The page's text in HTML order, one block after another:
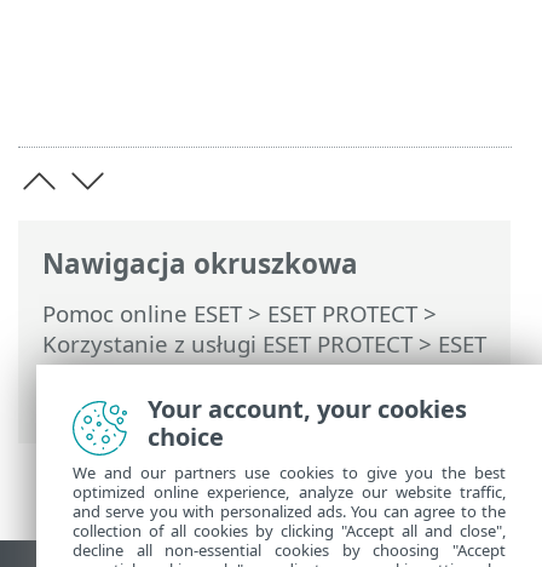
Nawigacja okruszkowa
Pomoc online ESET> ESET PROTECT>
Korzystanie z usługi ESET PROTECT>ESET
PROTECT Menu główne>Zadania>
Zadania XDRYour account, your cookies
choice
We and our partners use cookies to give you the best
optimized online experience, analyze our website traffic,
and serve you with personalized ads. You can agree to the
collection of all cookies by clicking "Accept all and close",
decline all non-essential cookies by choosing "Accept